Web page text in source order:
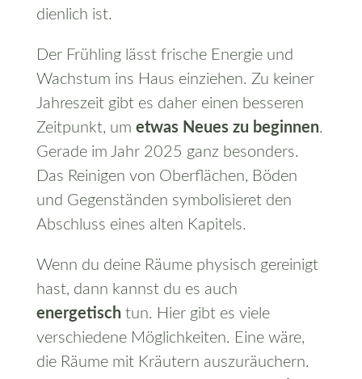
dienlich ist.
Der Frühling lässt frische Energie und
Wachstum ins Haus einziehen. Zu keiner
Jahreszeit gibt es daher einen besseren
Zeitpunkt, um etwas Neues zu beginnen.
Gerade im Jahr 2025 ganz besonders.
Das Reinigen von Oberflächen, Böden
und Gegenständen symbolisieret den
Abschluss eines alten Kapitels.
Wenn du deine Räume physisch gereinigt
hast, dann kannst du es auch
energetisch tun. Hier gibt es viele
verschiedene Möglichkeiten. Eine wäre,
die Räume mit Kräutern auszuräuchern.